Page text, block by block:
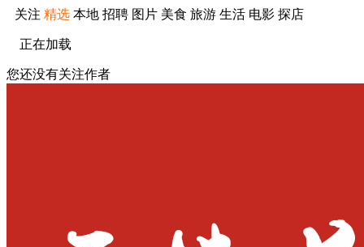
关注 精选 本地 招聘 图片 美食 旅游 生活 电影 探店
正在加载
您还没有关注作者